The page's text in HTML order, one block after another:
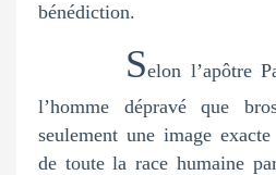
bénédiction.
Selon l’apôtre
l’homme dépravé que
seulement une image
de toute la race humaine